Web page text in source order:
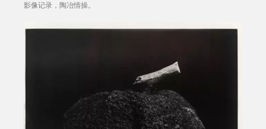
影像记录，陶冶情操。